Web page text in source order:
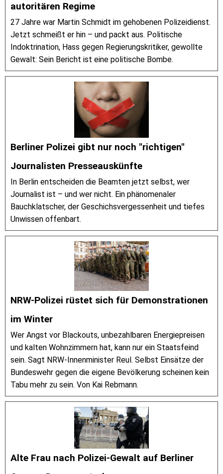
autoritären Regime
27 Jahre war Martin Schmidt im gehobenen Polizeidienst.
Jetzt schmeißt er hin – und packt aus. Politische
Indoktrination, Hass gegen Regierungskritiker, gewollte
Gewalt: Sein Bericht ist eine politische Bombe.
Berliner Polizei gibt nur noch "richtigen"
Journalisten Presseauskünfte
In Berlin entscheiden die Beamten jetzt selbst, wer
Journalist ist – und wer nicht. Ein phänomenaler
Bauchklatscher, der Geschichsvergessenheit und tiefes
Unwissen offenbart.
NRW-Polizei rüstet sich für Demonstrationen
im Winter
Wer Angst vor Blackouts, unbezahlbaren Energiepreisen
und kalten Wohnzimmern hat, kann nur ein Staatsfeind
sein. Sagt NRW-Innenminister Reul. Selbst Einsätze der
Bundeswehr gegen die eigene Bevölkerung scheinen kein
Tabu mehr zu sein. Von Kai Rebmann.
Alte Frau nach Polizei-Gewalt auf Berliner